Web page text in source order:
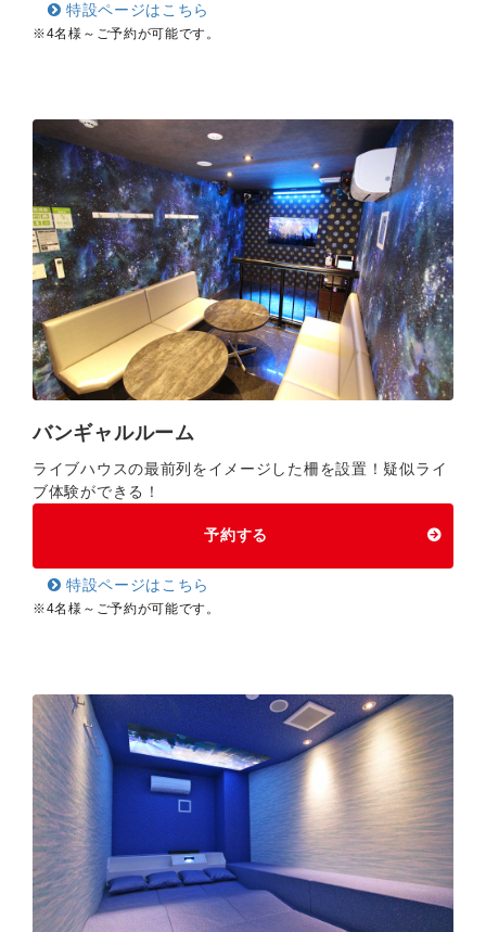
特設ページはこちら
※4名様～ご予約が可能です。
バンギャルルーム
ライブハウスの最前列をイメージした柵を設置！疑似ライ
ブ体験ができる！
予約する
特設ページはこちら
※4名様～ご予約が可能です。